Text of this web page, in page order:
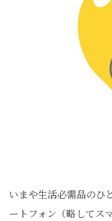
いまや生活必需品のひ
ートフォン（略してス